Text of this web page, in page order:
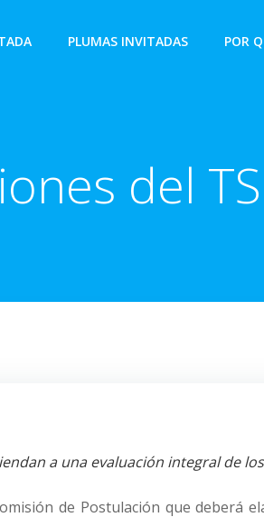
PLUMAS INVITADAS POR
del
a una evaluación integral de los
de Postulación que deberá